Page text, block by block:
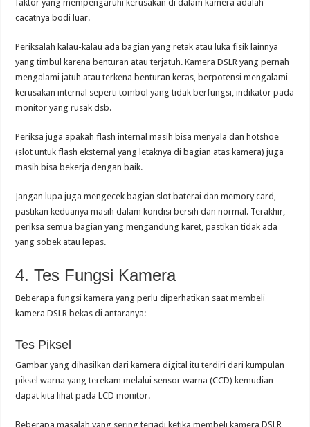
faktor yang mempengaruhi kerusakan di dalam kamera adalah
cacatnya bodi luar.
Periksalah kalau-kalau ada bagian yang retak atau luka fisik lainnya
yang timbul karena benturan atau terjatuh. Kamera DSLR yang pernah
mengalami jatuh atau terkena benturan keras, berpotensi mengalami
kerusakan internal seperti tombol yang tidak berfungsi, indikator pada
monitor yang rusak dsb.
Periksa juga apakah flash internal masih bisa menyala dan hotshoe
(slot untuk flash eksternal yang letaknya di bagian atas kamera) juga
masih bisa bekerja dengan baik.
Jangan lupa juga mengecek bagian slot baterai dan memory card,
pastikan keduanya masih dalam kondisi bersih dan normal. Terakhir,
periksa semua bagian yang mengandung karet, pastikan tidak ada
yang sobek atau lepas.
4. Tes Fungsi Kamera
Beberapa fungsi kamera yang perlu diperhatikan saat membeli
kamera DSLR bekas di antaranya:
Tes Piksel
Gambar yang dihasilkan dari kamera digital itu terdiri dari kumpulan
piksel warna yang terekam melalui sensor warna (CCD) kemudian
dapat kita lihat pada LCD monitor.
Beberapa masalah yang sering terjadi ketika membeli kamera DSLR